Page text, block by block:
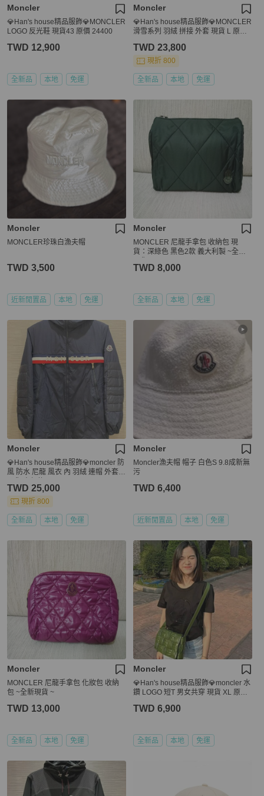
Moncler
💎Han's house精品服飾💎MONCLER
LOGO 反光鞋 現貨43 原價 24400
TWD 12,900
全新品 本地 免運
Moncler
💎Han's house精品服飾💎MONCLER
滑雪系列 羽絨 拼接 外套 現貨 L 原價3
TWD 23,800
現折 800
全新品 本地 免運
Moncler
MONCLER珍珠白漁夫帽
TWD 3,500
近新閒置品 本地 免運
Moncler
MONCLER 尼龍手拿包 收納包 現
貨：深綠色 黑色2款 義大利製 ~全新
TWD 8,000
全新品 本地 免運
Moncler
💎Han's house精品服飾💎moncler 防
風 防水 尼龍 風衣 內 羽絨 連帽 外套
TWD 25,000
現折 800
全新品 本地 免運
Moncler
Moncler漁夫帽 帽子 白色S 9.8成新無
污
TWD 6,400
近新閒置品 本地 免運
Moncler
MONCLER 尼龍手拿包 化妝包 收納
包 ~全新現貨 ~
TWD 13,000
全新品 本地 免運
Moncler
💎Han's house精品服飾💎moncler 水
鑽 LOGO 短T 男女共穿 現貨 XL 原價1
TWD 6,900
全新品 本地 免運